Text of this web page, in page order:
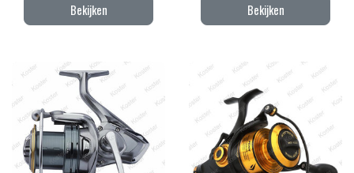
Bekijken Bekijken